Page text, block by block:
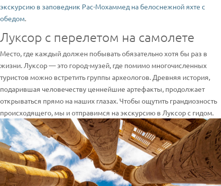
экскурсию в заповедник Рас-Мохаммед на белоснежной яхте с
обедом.
Луксор с перелетом на самолете
Место, где каждый должен побывать обязательно хотя бы раз в
жизни. Луксор — это город-музей, где помимо многочисленных
туристов можно встретить группы археологов. Древняя история,
подарившая человечеству ценнейшие артефакты, продолжает
открываться прямо на наших глазах. Чтобы ощутить грандиозность
происходящего, мы и отправимся на экскурсию в Луксор с гидом.